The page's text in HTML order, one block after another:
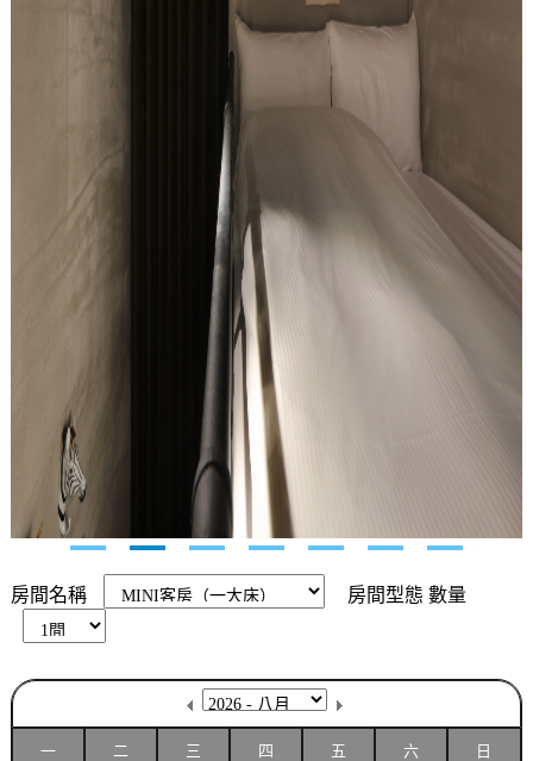
房間名稱 房間型態 數量
一 二 三 四 五 六 日